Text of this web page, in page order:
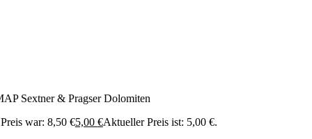
Sextner & Pragser Dolomiten
war: 8,50 €5,00 €Aktueller Preis ist: 5,00 €.